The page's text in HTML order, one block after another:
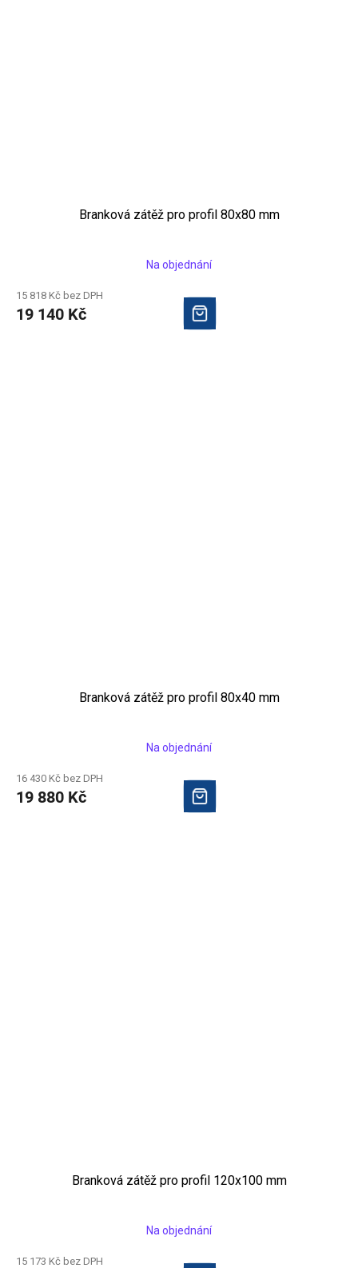
Branková zátěž pro profil 80x80 mm
Na objednání
15 818 Kč bez DPH
19 140 Kč
Branková zátěž pro profil 80x40 mm
Na objednání
16 430 Kč bez DPH
19 880 Kč
Branková zátěž pro profil 120x100 mm
Na objednání
15 173 Kč bez DPH